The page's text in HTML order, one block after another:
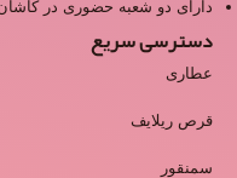
دارای دو شعبه حضوری در
دسترسی سریع
عطاری
قرص ریلایف
سمنقور